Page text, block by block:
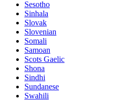
Sesotho
Sinhala
Slovak
Slovenian
Somali
Samoan
Scots Gaelic
Shona
Sindhi
Sundanese
Swahili